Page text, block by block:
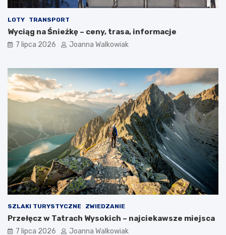
LOTY TRANSPORT
Wyciąg na Śnieżkę – ceny, trasa, informacje
7 lipca 2026 Joanna Walkowiak
SZLAKI TURYSTYCZNE ZWIEDZANIE
Przełęcz w Tatrach Wysokich – najciekawsze miejsca
7 lipca 2026 Joanna Walkowiak